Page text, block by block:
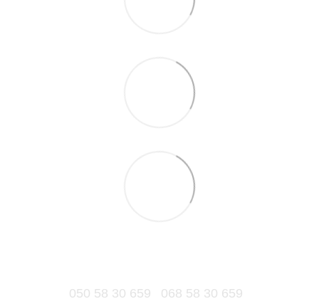
050 58 30 659 068 58 30 659